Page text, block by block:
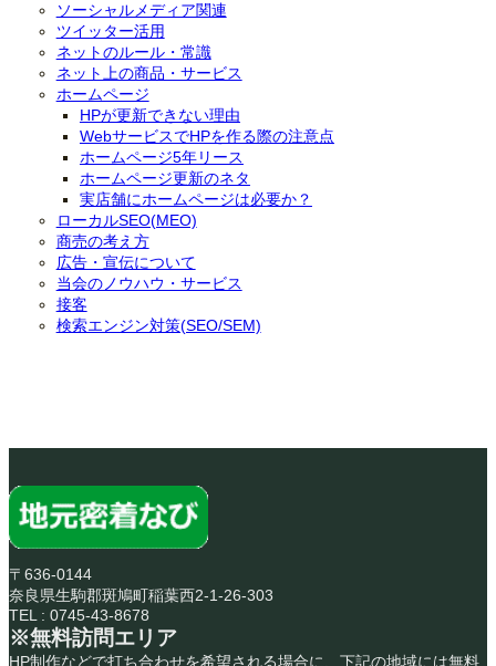
ソーシャルメディア関連
ツイッター活用
ネットのルール・常識
ネット上の商品・サービス
ホームページ
HPが更新できない理由
WebサービスでHPを作る際の注意点
ホームページ5年リース
ホームページ更新のネタ
実店舗にホームページは必要か？
ローカルSEO(MEO)
商売の考え方
広告・宣伝について
当会のノウハウ・サービス
接客
検索エンジン対策(SEO/SEM)
〒636-0144
奈良県生駒郡斑鳩町稲葉西2-1-26-303
TEL : 0745-43-8678
※無料訪問エリア
HP制作などで打ち合わせを希望される場合に、下記の地域には無料